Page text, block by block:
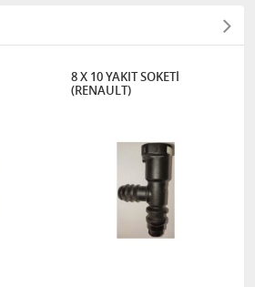
8 X 10 YAKIT SOKETİ
(RENAULT)